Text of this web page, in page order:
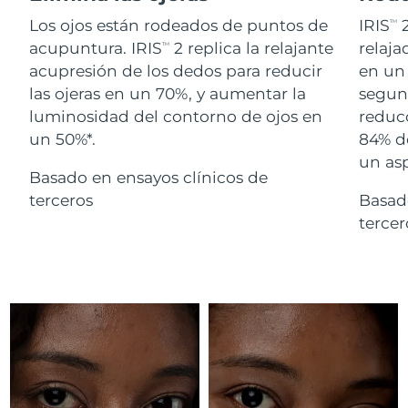
Los ojos están rodeados de puntos de
acupuntura. IRISTM
2 replica la relajante
acupresión de los dedos para reducir
las ojeras en un 70%, y aumentar la
luminosidad del contorno de ojos en
un 50%*.
Basado en ensayos clínicos de
terceros
IRISTM
en
84%
un
For healthy hair
18% PAP
Cosméticos Hombres
Comprar todo
Israel Entrega prevista 8/15/26
Italia Entrega prevista 8/11/26
Japón Entrega prevista 8/14/26
Jersey
Kazajistán 8/13/26
Líbano Entrega prevista
Lituania Entrega prevista